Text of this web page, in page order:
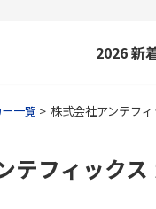
2026新
一覧 株式会社アンテフ
テフィック